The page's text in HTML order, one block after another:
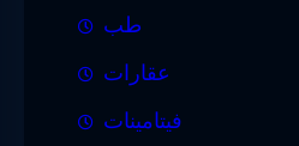
طب
عقارات
فيتامينات